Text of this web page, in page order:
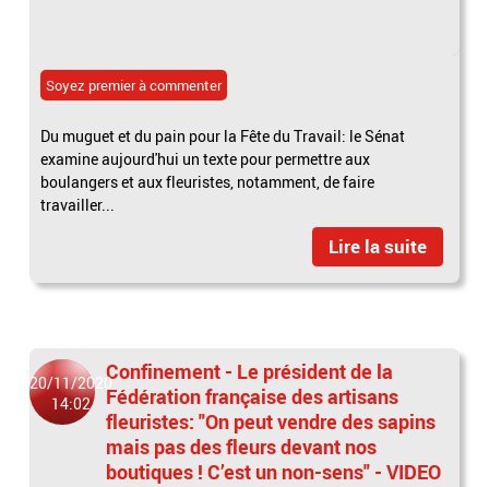
Soyez premier à commenter
Du muguet et du pain pour la Fête du Travail: le Sénat
examine aujourd'hui un texte pour permettre aux
boulangers et aux fleuristes, notamment, de faire
travailler...
Lire la suite
20/11/2020
14:02
Confinement - Le président de la
Fédération française des artisans
fleuristes: "On peut vendre des sapins
mais pas des fleurs devant nos
boutiques ! C’est un non-sens" - VIDEO